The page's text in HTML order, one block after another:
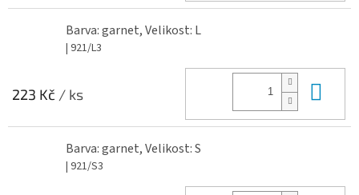
Barva: garnet, Velikost: L
| 921/L3
223 Kč / ks
Barva: garnet, Velikost: S
| 921/S3